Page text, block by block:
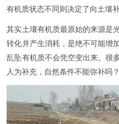
有机质状态不同则决定了向土壤
其实土壤有机质最原始的来源是
转化并产生消耗，是绝不可能增
乱坠有机质不会凭空变出来。很
人为补充，自然条件不能弥补吗？